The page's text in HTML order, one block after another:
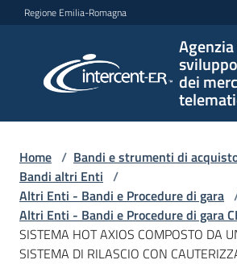
Vai al contenuto
Vai alla navigazione
Vai al footer
Regione Emilia-Romagna
sviluppo
dei
per lo
sviluppo
telematici
L'Agenzia
Home / Bandi e strumenti di
Bandi altri Enti /
Altri Enti - Bandi e Procedure di gara
Altri Enti - Bandi e Procedure di gara
SISTEMA HOT AXIOS COMPOSTO DA
SISTEMA DI RILASCIO CON